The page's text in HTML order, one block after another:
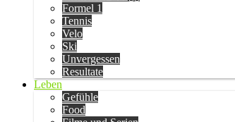
Formel 1
Tennis
Velo
Ski
Unvergessen
Resultate
Leben
Gefühle
Food